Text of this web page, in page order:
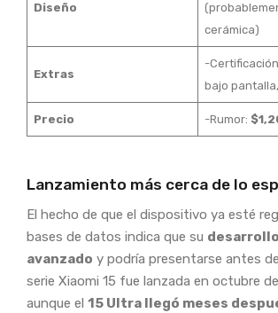
Diseño
cerámica)
Extras
-
bajo
Precio -Rumor:
Lanzamiento más cerca de lo
El hecho de que el dispositivo ya esté
bases de datos indica que su
avanzado y podría presentarse antes
serie Xiaomi 15 fue lanzada en octubre
aunque el 15 Ultra llegó meses